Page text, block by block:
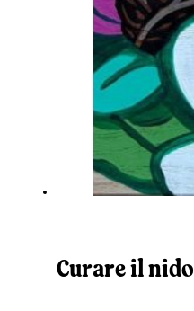
Curare il nido